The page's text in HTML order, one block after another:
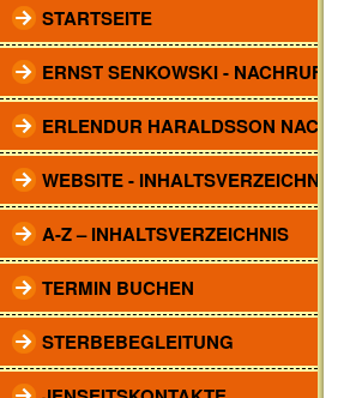
STARTSEITE
ERNST SENKOWSKI - NACHRUF
ERLENDUR HARALDSSON NACHRUF
WEBSITE - INHALTSVERZEICHNIS
A-Z – INHALTSVERZEICHNIS
TERMIN BUCHEN
STERBEBEGLEITUNG